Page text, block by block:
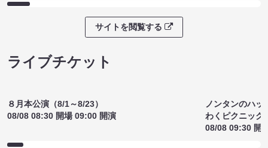
サイトを閲覧する
ライブチケット
８月本公演（8/1～8/23）
08/08 08:30 開場 09:00 開演
ノンタンのハッ
わくピクニック
08/08 09:30 開